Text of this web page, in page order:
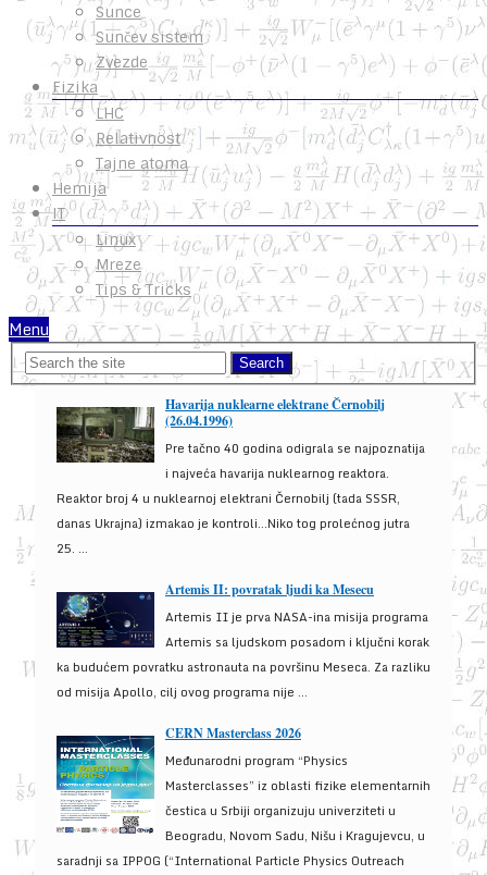
Sunce
Sunčev sistem
Zvezde
Fizika
LHC
Relativnost
Tajne atoma
Hemija
IT
Linux
Mreze
Tips & Tricks
Menu
Havarija nuklearne elektrane Černobilj
(26.04.1996)
Pre tačno 40 godina odigrala se najpoznatija
i najveća havarija nuklearnog reaktora.
Reaktor broj 4 u nuklearnoj elektrani Černobilj (tada SSSR,
danas Ukrajna) izmakao je kontroli...Niko tog prolećnog jutra
25. ...
Artemis II: povratak ljudi ka Mesecu
Artemis II je prva NASA-ina misija programa
Artemis sa ljudskom posadom i ključni korak
ka budućem povratku astronauta na površinu Meseca. Za razliku
od misija Apollo, cilj ovog programa nije ...
CERN Masterclass 2026
Međunarodni program “Physics
Masterclasses” iz oblasti fizike elementarnih
čestica u Srbiji organizuju univerziteti u
Beogradu, Novom Sadu, Nišu i Kragujevcu, u
saradnji sa IPPOG (“International Particle Physics Outreach